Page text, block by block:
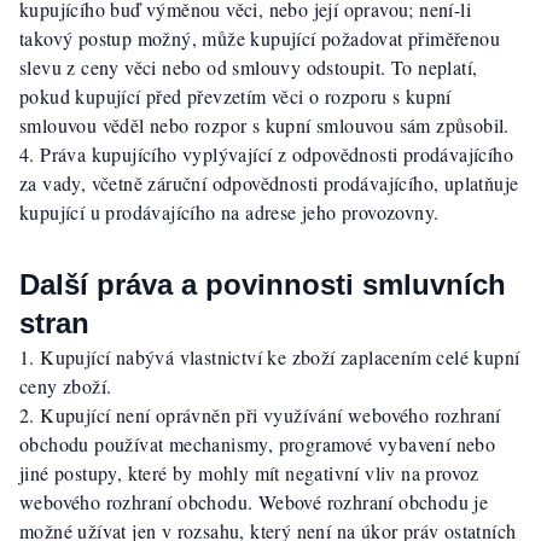
kupujícího buď výměnou věci, nebo její opravou; není-li
takový postup možný, může kupující požadovat přiměřenou
slevu z ceny věci nebo od smlouvy odstoupit. To neplatí,
pokud kupující před převzetím věci o rozporu s kupní
smlouvou věděl nebo rozpor s kupní smlouvou sám způsobil.
Práva kupujícího vyplývající z odpovědnosti prodávajícího
za vady, včetně záruční odpovědnosti prodávajícího, uplatňuje
kupující u prodávajícího na adrese jeho provozovny.
Další práva a povinnosti smluvních
stran
Kupující nabývá vlastnictví ke zboží zaplacením celé kupní
ceny zboží.
Kupující není oprávněn při využívání webového rozhraní
obchodu používat mechanismy, programové vybavení nebo
jiné postupy, které by mohly mít negativní vliv na provoz
webového rozhraní obchodu. Webové rozhraní obchodu je
možné užívat jen v rozsahu, který není na úkor práv ostatních